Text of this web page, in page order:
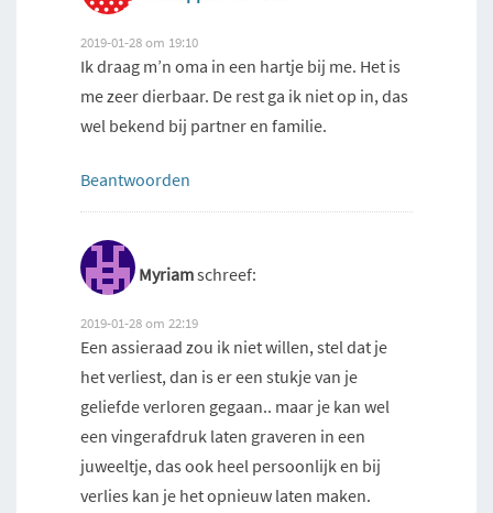
2019-01-28 om 19:10
Ik draag m’n oma in een hartje bij me. Het is
me zeer dierbaar. De rest ga ik niet op in, das
wel bekend bij partner en familie.
Beantwoorden
Myriamschreef:
2019-01-28 om 22:19
Een assieraad zou ik niet willen, stel dat je
het verliest, dan is er een stukje van je
geliefde verloren gegaan.. maar je kan wel
een vingerafdruk laten graveren in een
juweeltje, das ook heel persoonlijk en bij
verlies kan je het opnieuw laten maken.